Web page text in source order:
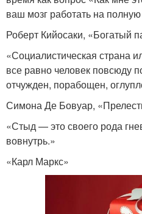
ваш мозг работать на
Роберт Кийосаки, «Богатый
«Социалистическая страна
все равно человек повсюду
отчужден, порабощен,
Симона Де Бовуар,
«Стыд — это своего рода
вовнутрь.»
«Карл Маркс»